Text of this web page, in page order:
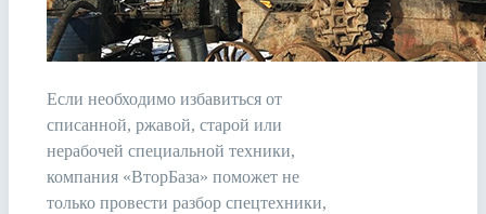
Если необходимо избавиться от
списанной, ржавой, старой или
нерабочей специальной техники,
компания «ВторБаза» поможет не
только провести разбор спецтехники,